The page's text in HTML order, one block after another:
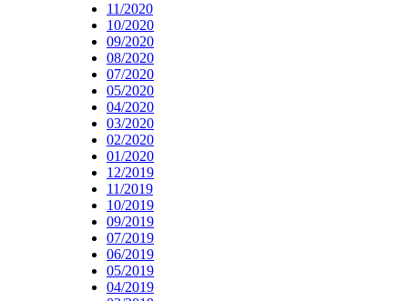
11/2020
10/2020
09/2020
08/2020
07/2020
05/2020
04/2020
03/2020
02/2020
01/2020
12/2019
11/2019
10/2019
09/2019
07/2019
06/2019
05/2019
04/2019